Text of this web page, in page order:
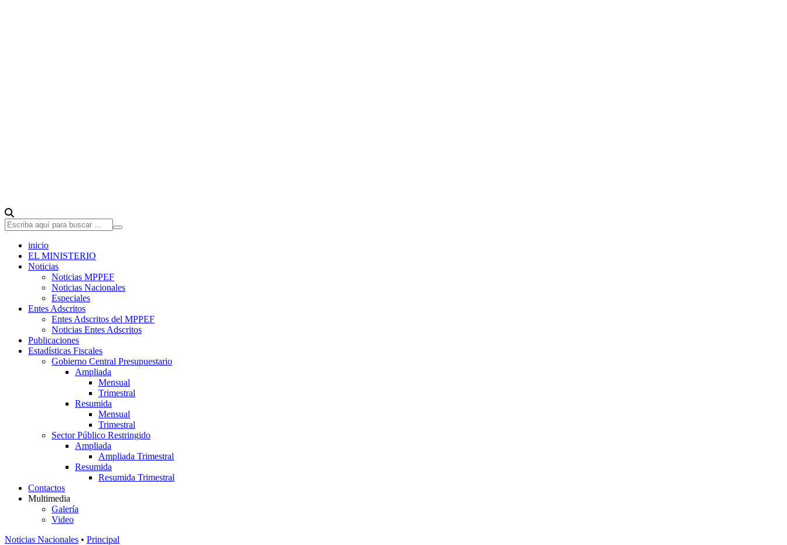
inicio
EL MINISTERIO
Noticias
Noticias MPPEF
Noticias Nacionales
Especiales
Entes Adscritos
Entes Adscritos del MPPEF
Noticias Entes Adscritos
Publicaciones
Estadísticas Fiscales
Gobierno Central Presupuestario
Ampliada
Mensual
Trimestral
Resumida
Mensual
Trimestral
Sector Público Restringido
Ampliada
Ampliada Trimestral
Resumida
Resumida Trimestral
Contactos
Multimedia
Galería
Video
Noticias Nacionales • Principal